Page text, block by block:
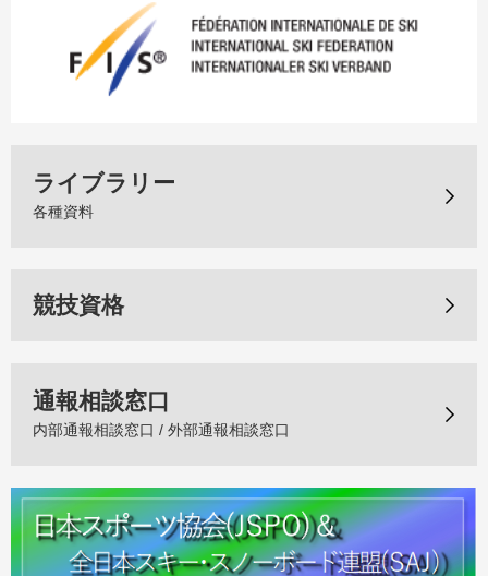
ライブラリー
各種資料
競技資格
通報相談窓口
内部通報相談窓口 / 外部通報相談窓口